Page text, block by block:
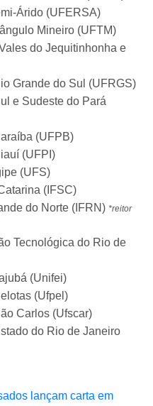
Árido (UFERSA)
Mineiro (UFTM)
do Jequitinhonha e
Grande do Sul (UFRGS)
e Sudeste do Pará
(UFPB)
(UFPI)
(UFS)
(IFSC)
do Norte (IFRN) *reitor
Tecnológica do Rio de
(Unifei)
(Ufpel)
Carlos (Ufscar)
do Rio de Janeiro
lançam carta em